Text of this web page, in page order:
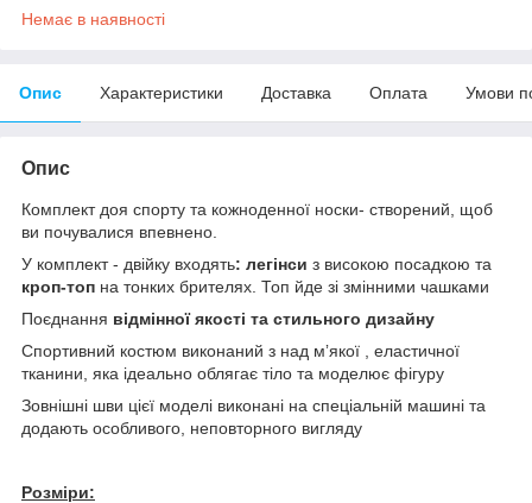
Немає в наявності
Опис Характеристики Доставка Оплата Умови
Опис
Комплект доя спорту та кожноденної носки- створений, щоб
ви почувалися впевнено.
У комплект - двійку входять: легінси з високою посадкою та
кроп-топ на тонких брителях. Топ йде зі змінними чашками
Поєднання відмінної якості та стильного дизайну
Спортивний костюм виконаний з над мʼякої , еластичної
тканини, яка ідеально облягає тіло та моделює фігуру
Зовнішні шви цієї моделі виконані на спеціальній машині та
додають особливого, неповторного вигляду
Розміри: